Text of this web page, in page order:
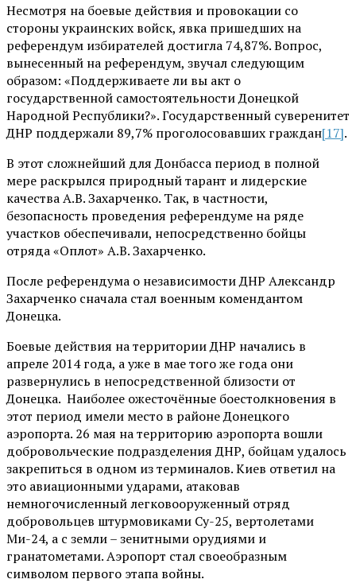
Несмотря на боевые действия и провокации со
стороны украинских войск, явка пришедших на
референдум избирателей достигла 74,87%. Вопрос,
вынесенный на референдум, звучал следующим
образом: «Поддерживаете ли вы акт о
государственной самостоятельности Донецкой
Народной Республики?». Государственный суверенитет
ДНР поддержали 89,7% проголосовавших граждан[17].
В этот сложнейший для Донбасса период в полной
мере раскрылся природный тарант и лидерские
качества А.В. Захарченко. Так, в частности,
безопасность проведения референдуме на ряде
участков обеспечивали, непосредственно бойцы
отряда «Оплот» А.В. Захарченко.
После референдума о независимости ДНР Александр
Захарченко сначала стал военным комендантом
Донецка.
Боевые действия на территории ДНР начались в
апреле 2014 года, а уже в мае того же года они
развернулись в непосредственной близости от
Донецка. Наиболее ожесточённые боестолкновения в
этот период имели место в районе Донецкого
аэропорта. 26 мая на территорию аэропорта вошли
добровольческие подразделения ДНР, бойцам удалось
закрепиться в одном из терминалов. Киев ответил на
это авиационными ударами, атаковав
немногочисленный легковооруженный отряд
добровольцев штурмовиками Су-25, вертолетами
Ми-24, а с земли – зенитными орудиями и
гранатометами. Аэропорт стал своеобразным
символом первого этапа войны.